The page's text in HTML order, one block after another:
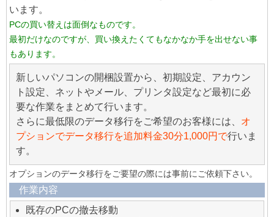
います。
PCの買い替えは面倒なものです。
最初だけなのですが、買い換えたくてもなかなか手を出せない事
もあります。
新しいパソコンの開梱設置から、初期設定、アカウン
ト設定、ネットやメール、プリンタ設定など最初に必
要な作業をまとめて行います。
さらに最低限のデータ移行をご希望のお客様には、 オ
プションでデータ移行を追加料金30分1,000円で行いま
す。
オプションのデータ移行をご要望の際には事前にご依頼下さい。
作業内容
既存のPCの撤去移動